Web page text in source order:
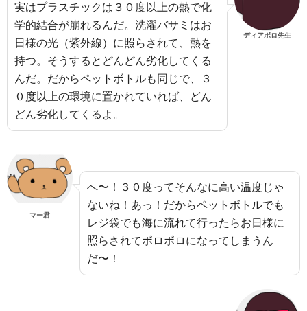
実はプラスチックは３０度以上の熱で化
学的結合が崩れるんだ。洗濯バサミはお
日様の光（紫外線）に照らされて、熱を
持つ。そうするとどんどん劣化してくる
んだ。だからペットボトルも同じで、３
０度以上の環境に置かれていれば、どん
どん劣化してくるよ。
ディアボロ先生
マー君
へ〜！３０度ってそんなに高い温度じゃ
ないね！あっ！だからペットボトルでも
レジ袋でも海に流れて行ったらお日様に
照らされてボロボロになってしまうん
だ〜！